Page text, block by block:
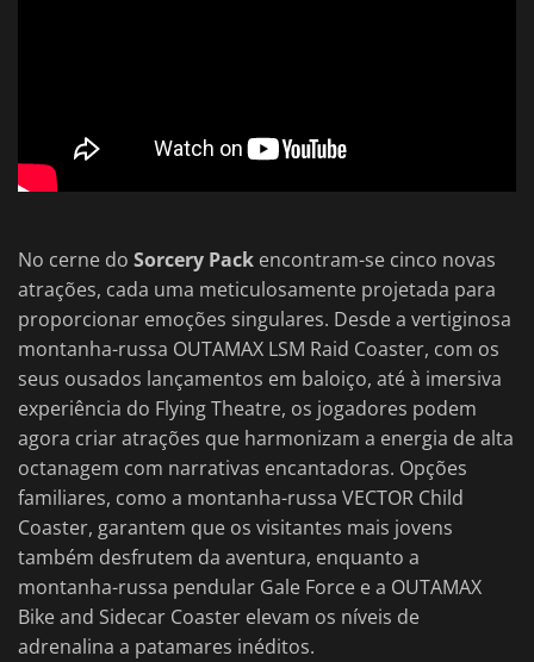
No cerne do Sorcery Pack encontram-se cinco novas
atrações, cada uma meticulosamente projetada para
proporcionar emoções singulares. Desde a vertiginosa
montanha-russa OUTAMAX LSM Raid Coaster, com os
seus ousados lançamentos em baloiço, até à imersiva
experiência do Flying Theatre, os jogadores podem
agora criar atrações que harmonizam a energia de alta
octanagem com narrativas encantadoras. Opções
familiares, como a montanha-russa VECTOR Child
Coaster, garantem que os visitantes mais jovens
também desfrutem da aventura, enquanto a
montanha-russa pendular Gale Force e a OUTAMAX
Bike and Sidecar Coaster elevam os níveis de
adrenalina a patamares inéditos.